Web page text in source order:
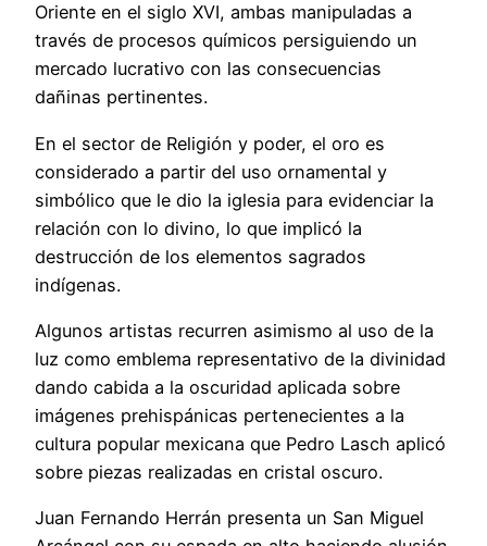
Oriente en el siglo XVI, ambas manipuladas a
través de procesos químicos persiguiendo un
mercado lucrativo con las consecuencias
dañinas pertinentes.
En el sector de Religión y poder, el oro es
considerado a partir del uso ornamental y
simbólico que le dio la iglesia para evidenciar la
relación con lo divino, lo que implicó la
destrucción de los elementos sagrados
indígenas.
Algunos artistas recurren asimismo al uso de la
luz como emblema representativo de la divinidad
dando cabida a la oscuridad aplicada sobre
imágenes prehispánicas pertenecientes a la
cultura popular mexicana que Pedro Lasch aplicó
sobre piezas realizadas en cristal oscuro.
Juan Fernando Herrán presenta un San Miguel